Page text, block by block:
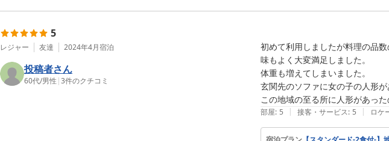
5
レジャー 友達 2024年4月宿泊
投稿者さん
60代/男性 |3件のクチコミ
初めて利用しましたが料理の品数
味もよく大変満足しました。
体重も増えてしまいました。
玄関先のソファに女の子の人形が
部屋: 5 | 接客・サービス: 5 | ロケ